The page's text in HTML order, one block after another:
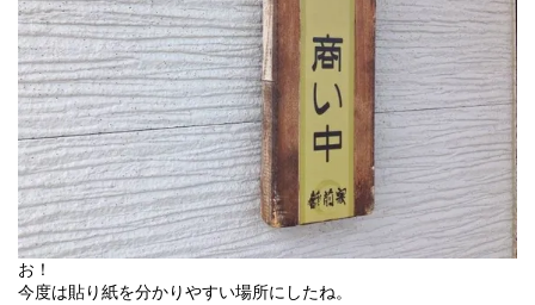
お！
今度は貼り紙を分かりやすい場所にしたね。